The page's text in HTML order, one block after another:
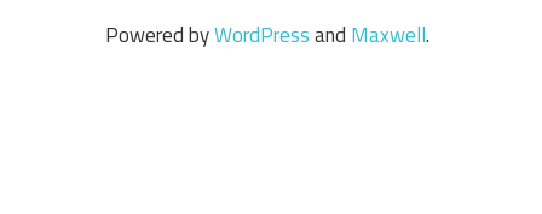
Powered byWordPressand Maxwell.